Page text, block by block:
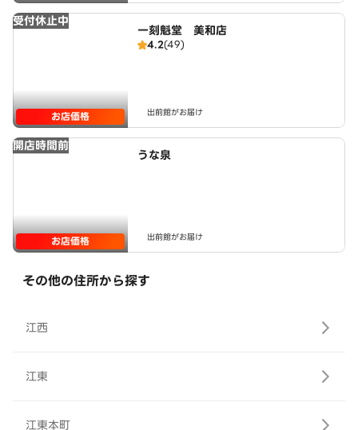
受付休止中
お店価格
一刻魁堂 美和店
4.2(49)
出前館がお届け
開店時間前
お店価格
うな泉
出前館がお届け
その他の住所から探す
江西
江東
江東本町